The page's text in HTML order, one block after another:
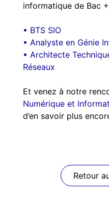
informatique de Bac
• BTS SIO
• Analyste en Génie
• Architecte
Réseaux
Et venez à notre
Numérique et
d’en savoir plus
Retour